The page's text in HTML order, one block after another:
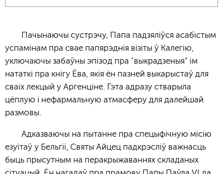
Пачынаючы сустрэчу, Папа падзяліўся асабістым
успамінам пра свае папярэднія візіты ў Калегію,
уключаючы забаўны эпізод пра "выкрадзеныя" ім
нататкі пра кнігу Ёва, якія ён пазней выкарыстаў для
сваіх лекцый у Аргенціне. Гэта адразу стварыла
цёплую і нефармальную атмасферу для далейшай
размовы.
Адказваючы на пытанне пра спецыфічную місію
езуітаў у Бельгіі, Святы Айцец падкрэсліў важнасць
быць прысутным на перакрыжаваннях складаных